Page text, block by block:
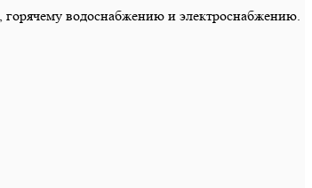
водоснабжению и электроснабжению.